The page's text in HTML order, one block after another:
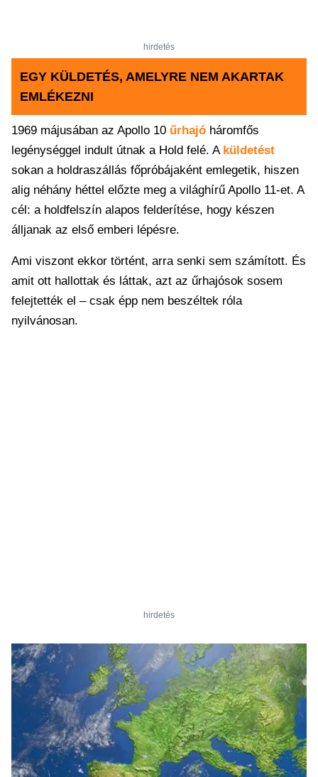
hirdetés
EGY KÜLDETÉS, AMELYRE NEM AKARTAK
EMLÉKEZNI
1969 májusában az Apollo 10 űrhajó háromfős
legénységgel indult útnak a Hold felé. A küldetést
sokan a holdraszállás főpróbájaként emlegetik, hiszen
alig néhány héttel előzte meg a világhírű Apollo 11-et. A
cél: a holdfelszín alapos felderítése, hogy készen
álljanak az első emberi lépésre.
Ami viszont ekkor történt, arra senki sem számított. És
amit ott hallottak és láttak, azt az űrhajósok sosem
felejtették el – csak épp nem beszéltek róla
nyilvánosan.
hirdetés